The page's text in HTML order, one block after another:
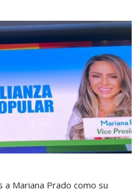
Mariana Prado como su